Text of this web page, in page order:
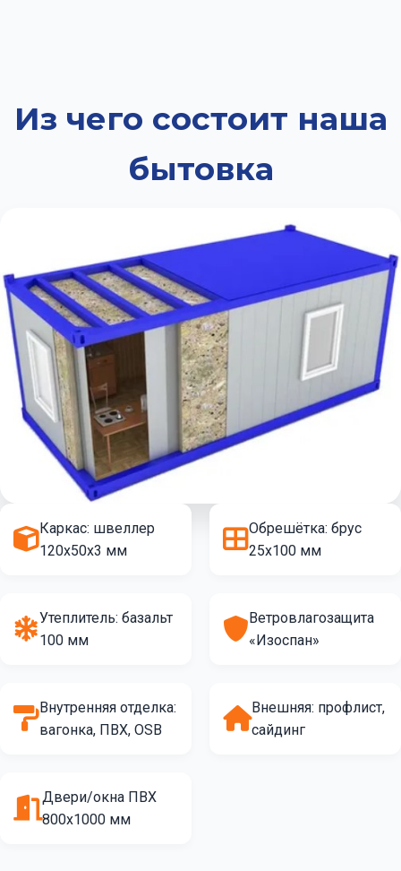
Из чего состоит наша
бытовка
Каркас: швеллер
120х50х3 мм
Обрешётка: брус
25х100 мм
Утеплитель: базальт
100 мм
Ветровлагозащита
«Изоспан»
Внутренняя отделка:
вагонка, ПВХ, OSB
Внешняя: профлист,
сайдинг
Двери/окна ПВХ
800х1000 мм